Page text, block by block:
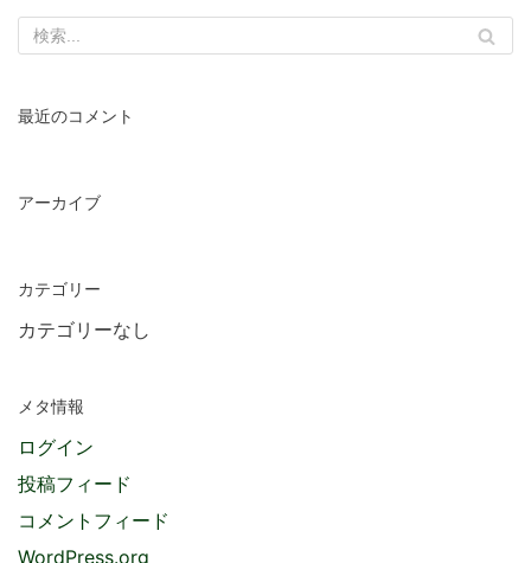
最近のコメント
アーカイブ
カテゴリー
カテゴリーなし
メタ情報
ログイン
投稿フィード
コメントフィード
WordPress.org